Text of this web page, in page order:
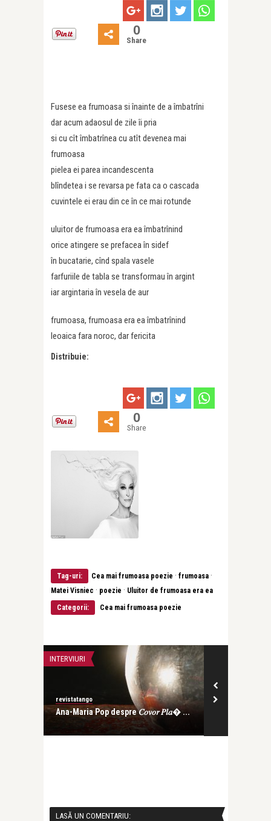
0
Share
Fusese ea frumoasa si înainte de a îmbatrîni
dar acum adaosul de zile îi pria
si cu cît îmbatrînea cu atît devenea mai
frumoasa
pielea ei parea incandescenta
blîndetea i se revarsa pe fata ca o cascada
cuvintele ei erau din ce în ce mai rotunde
uluitor de frumoasa era ea îmbatrînind
orice atingere se prefacea în sidef
în bucatarie, cînd spala vasele
farfuriile de tabla se transformau în argint
iar argintaria în vesela de aur
frumoasa, frumoasa era ea îmbatrînind
leoaica fara noroc, dar fericita
Distribuie:
0
Share
Tag-uri: Cea mai frumoasa poezie · frumoasa ·
Matei Visniec · poezie · Uluitor de frumoasa era ea
Categorii:
Cea mai frumoasa poezie
INTERVIURI
revistatango
Ana-Maria Pop despre 𝐶𝑜𝑣𝑜𝑟 𝑃𝑙𝑎� ...
LASĂ UN COMENTARIU: